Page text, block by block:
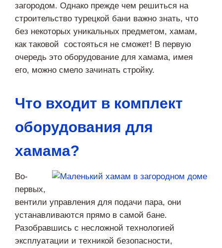
загородом. Однако прежде чем решиться на
строительство турецкой бани важно знать, что
без некоторых уникальных предметом, хамам,
как таковой состояться не сможет! В первую
очередь это оборудование для хамама, имея
его, можно смело зачинать стройку.
Что входит в комплект
оборудования для
хамама?
Во-
первых,
вентили управления для подачи пара, они
устанавливаются прямо в самой бане.
Разобравшись с несложной технологией
эксплуатации и техникой безопасности,